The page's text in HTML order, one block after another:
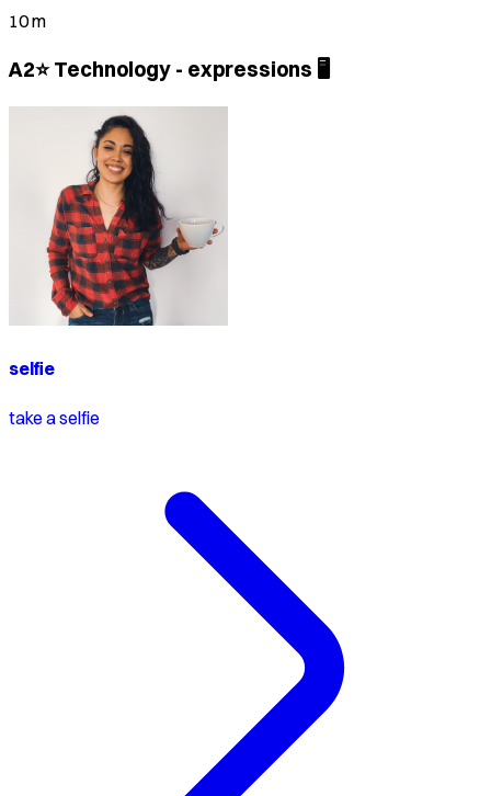
10 m
A2⭐ Technology - expressions 🖥️
selfie
take a selfie